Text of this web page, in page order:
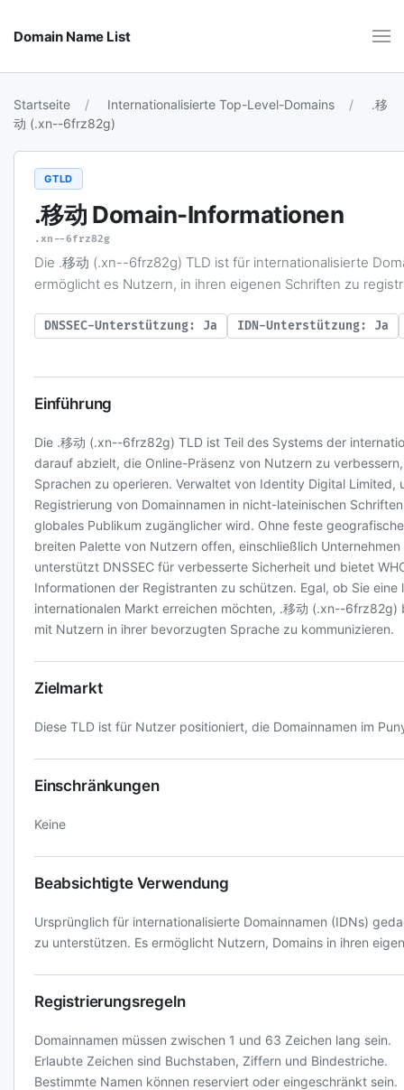
Domain Name List
Startseite Internationalisierte Top-Level-Domains
.移
动 (.xn--6frz82g)
GTLD
.移动 Domain-Informationen
.xn--6frz82g
Die .移动 (.xn--6frz82g) TLD ist für internationalisierte
ermöglicht es Nutzern, in ihren eigenen Schriften zu
DNSSEC-Unterstützung: Ja IDN-Unterstützung: Ja
Einführung
Die .移动 (.xn--6frz82g) TLD ist Teil des Systems der
darauf abzielt, die Online-Präsenz von Nutzern zu
Sprachen zu operieren. Verwaltet von Identity Digital Limited,
Registrierung von Domainnamen in nicht-lateinischen
globales Publikum zugänglicher wird. Ohne feste
breiten Palette von Nutzern offen, einschließlich
unterstützt DNSSEC für verbesserte Sicherheit und bietet
Informationen der Registranten zu schützen. Egal, ob Sie
internationalen Markt erreichen möchten, .移动 (.xn--
mit Nutzern in ihrer bevorzugten Sprache zu kommunizieren.
Zielmarkt
Diese TLD ist für Nutzer positioniert, die Domainnamen im
Einschränkungen
Keine
Beabsichtigte Verwendung
Ursprünglich für internationalisierte Domainnamen (IDNs)
zu unterstützen. Es ermöglicht Nutzern, Domains in ihren
Registrierungsregeln
Domainnamen müssen zwischen 1 und 63 Zeichen lang sein.
Erlaubte Zeichen sind Buchstaben, Ziffern und Bindestriche.
Bestimmte Namen können reserviert oder eingeschränkt sein.